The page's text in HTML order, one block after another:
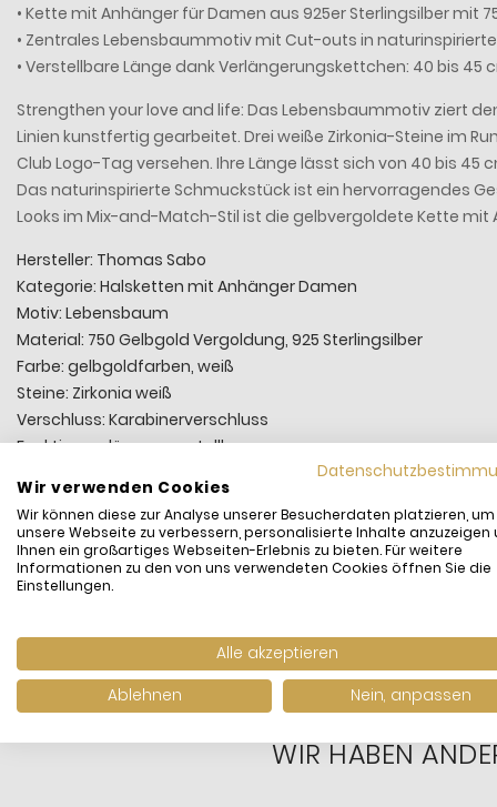
• Kette mit Anhänger für Damen aus 925er Sterlingsilber mit
• Zentrales Lebensbaummotiv mit Cut-outs in
• Verstellbare Länge dank Verlängerungskettchen: 40 bis 45
Strengthen your love and life: Das Lebensbaummotiv ziert
Linien kunstfertig gearbeitet. Drei weiße Zirkonia-Steine im
Club Logo-Tag versehen. Ihre Länge lässt sich von 40 bis 45
Das naturinspirierte Schmuckstück ist ein hervorragendes
Looks im Mix-and-Match-Stil ist die gelbvergoldete Kette
Hersteller: Thomas Sabo
Kategorie: Halsketten mit Anhänger Damen
Motiv: Lebensbaum
Material: 750 Gelbgold Vergoldung, 925 Sterlingsilber
Farbe: gelbgoldfarben, weiß
Steine: Zirkonia weiß
Verschluss: Karabinerverschluss
Funktionen: längenverstellbar
Breite: ca. 0,90 cm (0,35 Inch)
Stärke: ca. 0,10 cm (0,04 Inch)
Artikelnummer: KE2126-414-14
Länge: 45 cm
WIR HABEN
Wir verwenden Cookies
Wir können diese zur Analyse unserer Besucherdaten platzieren, um
unsere Webseite zu verbessern, personalisierte Inhalte anzuzeigen
Ihnen ein großartiges Webseiten-Erlebnis zu bieten. Für weitere
Informationen zu den von uns verwendeten Cookies öffnen Sie die
Einstellungen.
Alle akzeptieren
Ablehnen
Nein, anpassen